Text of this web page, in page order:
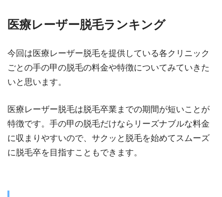
医療レーザー脱毛ランキング
今回は医療レーザー脱毛を提供している各クリニック
ごとの手の甲の脱毛の料金や特徴についてみていきた
いと思います。
医療レーザー脱毛は脱毛卒業までの期間が短いことが
特徴です。手の甲の脱毛だけならリーズナブルな料金
に収まりやすいので、サクッと脱毛を始めてスムーズ
に脱毛卒を目指すこともできます。